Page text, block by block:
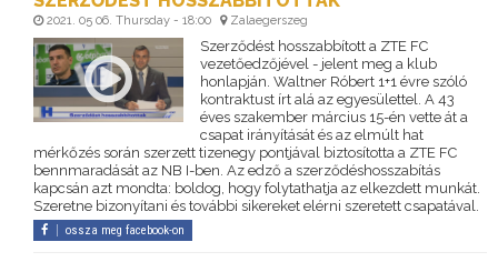
2021. 05 06. Thursday - 18:00 Zalaegerszeg
Szerződést hosszabbított a ZTE FC
vezetőedzőjével - jelent meg a klub
honlapján. Waltner Róbert 1+1 évre szóló
kontraktust írt alá az egyesülettel. A 43
éves szakember március 15-én vette át a
csapat irányítását és az elmúlt hat
mérkőzés során szerzett tizenegy pontjával biztosította a ZTE FC
bennmaradását az NB I-ben. Az edző a szerződéshosszabítás
kapcsán azt mondta: boldog, hogy folytathatja az elkezdett munkát.
Szeretne bizonyítani és további sikereket elérni szeretett csapatával.
ossza meg facebook-on